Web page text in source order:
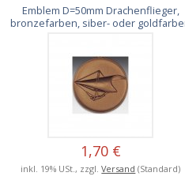
Emblem D=50mm Drachenflieger,
bronzefarben, siber- oder
1,70 €
inkl. 19% USt., zzgl.Versand (Standard)